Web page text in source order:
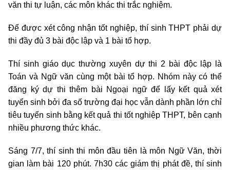
văn thi tự luận, các môn khác thi trắc nghiệm.
Để được xét công nhận tốt nghiệp, thí sinh THPT phải dự
thi đầy đủ 3 bài độc lập và 1 bài tổ hợp.
Thí sinh giáo dục thường xuyên dự thi 2 bài độc lập là
Toán và Ngữ văn cùng một bài tổ hợp. Nhóm này có thể
đăng ký dự thi thêm bài Ngoại ngữ để lấy kết quả xét
tuyển sinh bởi đa số trường đại học vẫn dành phần lớn chỉ
tiêu tuyển sinh bằng kết quả thi tốt nghiệp THPT, bên cạnh
nhiều phương thức khác.
Sáng 7/7, thí sinh thi môn đầu tiên là môn Ngữ Văn, thời
gian làm bài 120 phút. 7h30 các giám thị phát đề, thí sinh